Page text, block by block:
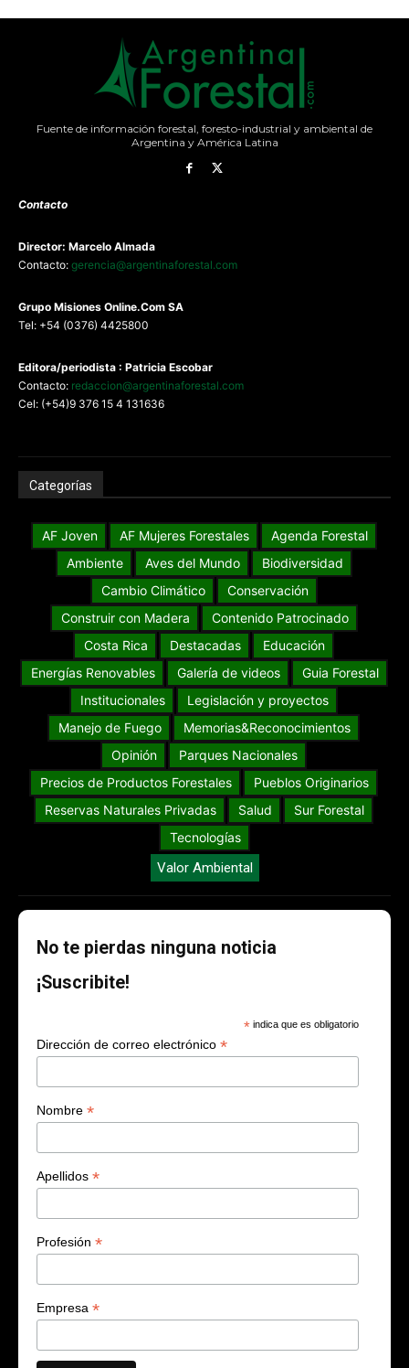
Fuente de información forestal, foresto-industrial y ambiental de
Argentina y América Latina
Contacto
Director: Marcelo Almada
Contacto: gerencia@argentinaforestal.com
Grupo Misiones Online.Com SA
Tel: +54 (0376) 4425800
Editora/periodista : Patricia Escobar
Contacto: redaccion@argentinaforestal.com
Cel: (+54)9 376 15 4 131636
Categorías
AF Joven AF Mujeres Forestales
Agenda Forestal
Ambiente
Aves del Mundo
Biodiversidad
Cambio Climático
Conservación
Construir con Madera
Contenido Patrocinado
Costa Rica
Destacadas
Educación
Energías Renovables
Galería de videos
Guia Forestal
Institucionales
Legislación y proyectos
Manejo de Fuego
Memorias&Reconocimientos
Opinión
Parques Nacionales
Precios de Productos Forestales
Pueblos Originarios
Reservas Naturales Privadas
Salud
Sur Forestal
Tecnologías
Valor Ambiental
No te pierdas ninguna noticia
¡Suscribite!
* indica que es obligatorio
Dirección de correo electrónico *
Nombre *
Apellidos *
Profesión *
Empresa *